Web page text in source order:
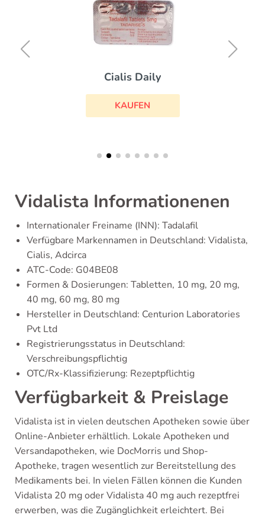
Cialis Daily
KAUFEN
Vidalista Informationenen
Internationaler Freiname (INN): Tadalafil
Verfügbare Markennamen in Deutschland: Vidalista,
Cialis, Adcirca
ATC-Code: G04BE08
Formen & Dosierungen: Tabletten, 10 mg, 20 mg,
40 mg, 60 mg, 80 mg
Hersteller in Deutschland: Centurion Laboratories
Pvt Ltd
Registrierungsstatus in Deutschland:
Verschreibungspflichtig
OTC/Rx-Klassifizierung: Rezeptpflichtig
Verfügbarkeit & Preislage
Vidalista ist in vielen deutschen Apotheken sowie über
Online-Anbieter erhältlich. Lokale Apotheken und
Versandapotheken, wie DocMorris und Shop-
Apotheke, tragen wesentlich zur Bereitstellung des
Medikaments bei. In vielen Fällen können die Kunden
Vidalista 20 mg oder Vidalista 40 mg auch rezeptfrei
erwerben, was die Zugänglichkeit erleichtert. Bei